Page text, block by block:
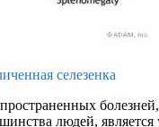
селезенка
болезней,
людей,